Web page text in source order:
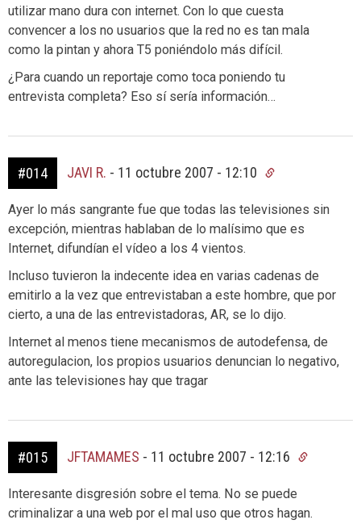
utilizar mano dura con internet. Con lo que cuesta
convencer a los no usuarios que la red no es tan mala
como la pintan y ahora T5 poniéndolo más difícil.
¿Para cuando un reportaje como toca poniendo tu
entrevista completa? Eso sí sería información…
#014 JAVI R. - 11 octubre 2007 - 12:10
Ayer lo más sangrante fue que todas las televisiones sin
excepción, mientras hablaban de lo malísimo que es
Internet, difundían el vídeo a los 4 vientos.
Incluso tuvieron la indecente idea en varias cadenas de
emitirlo a la vez que entrevistaban a este hombre, que por
cierto, a una de las entrevistadoras, AR, se lo dijo.
Internet al menos tiene mecanismos de autodefensa, de
autoregulacion, los propios usuarios denuncian lo negativo,
ante las televisiones hay que tragar
#015 JFTAMAMES - 11 octubre 2007 - 12:16
Interesante disgresión sobre el tema. No se puede
criminalizar a una web por el mal uso que otros hagan.